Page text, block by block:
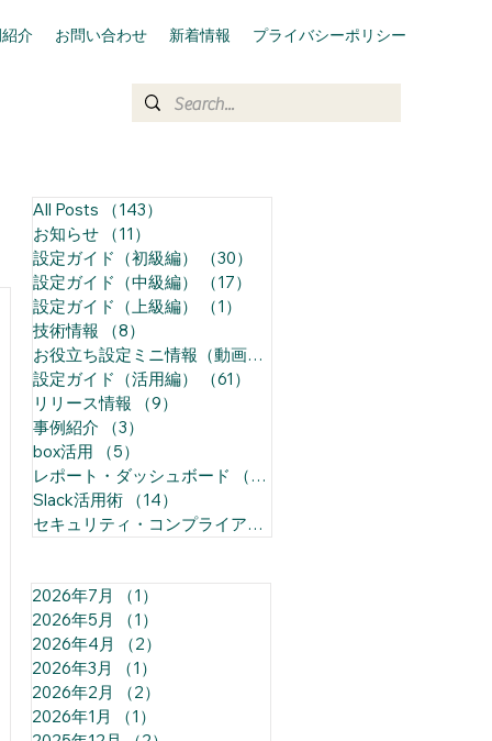
介 お問い合わせ 新着情報 プライバシーポリシー
All Posts （143）
お知らせ
（11）
設定ガイド（初級編）
（30）
設定ガイド（中級編）
（17）
設定ガイド（上級編）
（1）
技術情報
（8）
お役立ち設定ミニ情報（動画）
設定ガイド（活用編）
（61）
リリース情報
（9）
事例紹介
（3）
box活用
（5）
レポート・ダッシュボード
（14）
Slack活用術
（14）
セキュリティ・コンプライアンス
2026年7月 （1）
2026年5月
（1）
2026年4月
（2）
2026年3月
（1）
2026年2月
（2）
2026年1月
（1）